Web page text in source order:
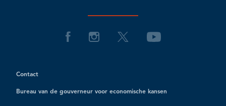
Contact
Bureau van de gouverneur voor economische kansen